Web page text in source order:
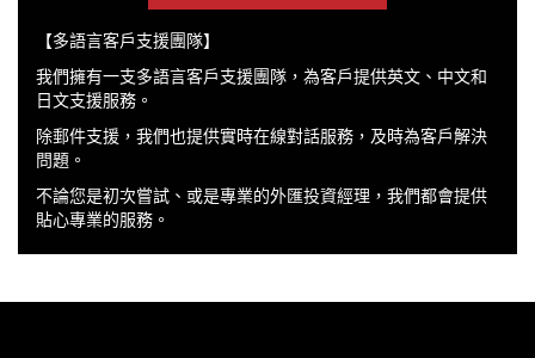
【多語言客戶支援團隊】
我們擁有一支多語言客戶支援團隊，為客戶提供英文、中文和
日文支援服務。
除郵件支援，我們也提供實時在線對話服務，及時為客戶解決
問題。
不論您是初次嘗試、或是專業的外匯投資經理，我們都會提供
貼心專業的服務。